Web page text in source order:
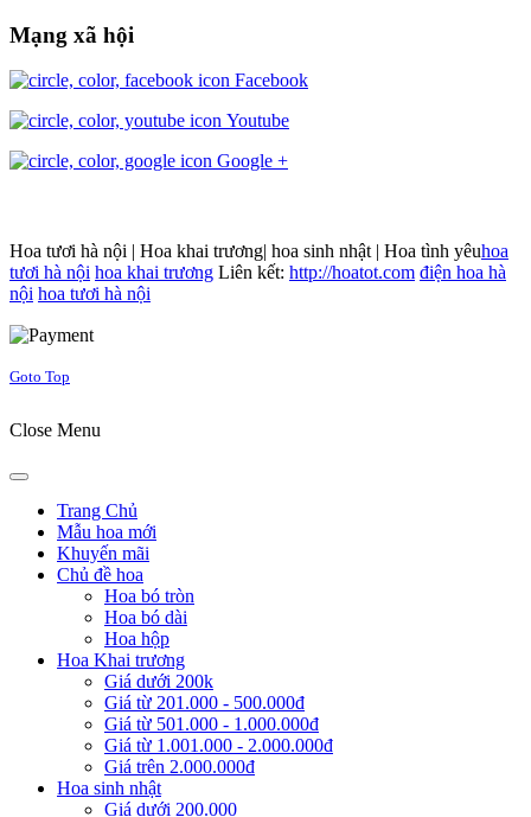
Mạng xã hội
Facebook
Youtube
Google +
Hoa tươi hà nội | Hoa khai trương| hoa sinh nhật | Hoa tình yêuhoa
tươi hà nội hoa khai trương Liên kết: http://hoatot.com điện hoa hà
nội hoa tươi hà nội
Goto Top
Close Menu
Trang Chủ
Mẫu hoa mới
Khuyến mãi
Chủ đề hoa
Hoa bó tròn
Hoa bó dài
Hoa hộp
Hoa Khai trương
Giá dưới 200k
Giá từ 201.000 - 500.000đ
Giá từ 501.000 - 1.000.000đ
Giá từ 1.001.000 - 2.000.000đ
Giá trên 2.000.000đ
Hoa sinh nhật
Giá dưới 200.000